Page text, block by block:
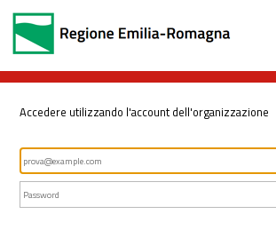
Accedere utilizzando l'account dell'organizzazione